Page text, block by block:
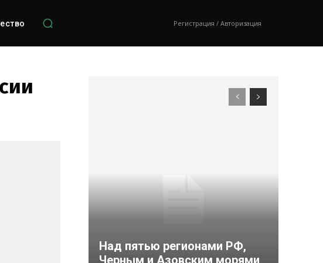
Регистрация / Авторизация
Над пятью регионами РФ,
Черным и Азовским морями